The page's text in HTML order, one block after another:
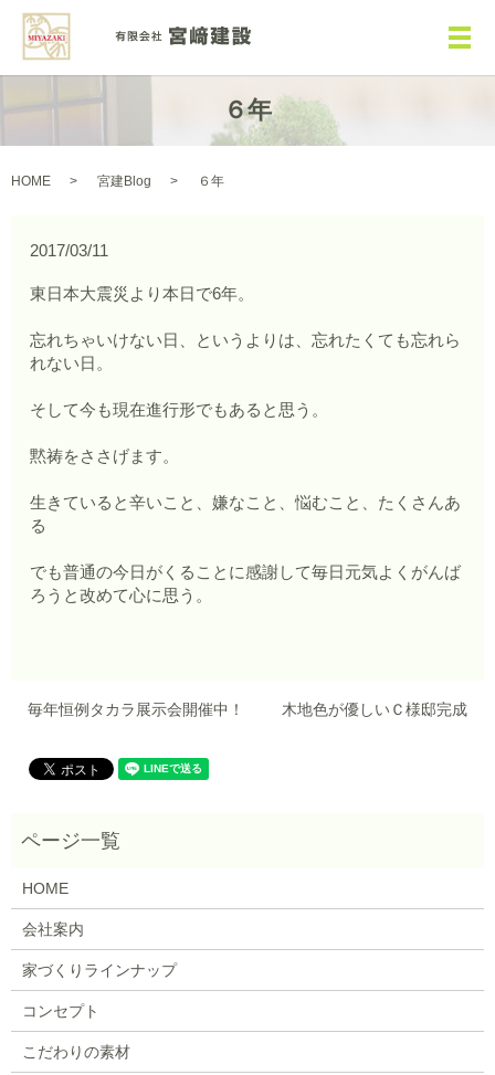
メ
６年
HOME 宮建Blog ６年
2017/03/11
東日本大震災より本日で6年。
忘れちゃいけない日、というよりは、忘れたくても忘れら
れない日。
そして今も現在進行形でもあると思う。
黙祷をささげます。
生きていると辛いこと、嫌なこと、悩むこと、たくさんあ
る
でも普通の今日がくることに感謝して毎日元気よくがんば
ろうと改めて心に思う。
毎年恒例タカラ展示会開催中！ 木地色が優しいＣ様邸完成
HOME
会社案内
家づくりラインナップ
コンセプト
こだわりの素材